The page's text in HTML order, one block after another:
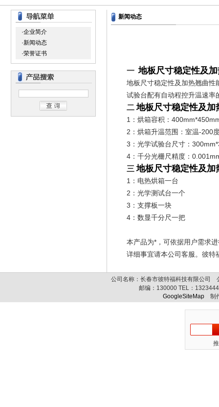
·企业简介
·新闻动态
·荣誉证书
新闻动态
一地板尺寸稳定性及
地板尺寸稳定性及加热翘曲性
试验台配有自动程控升温速率
二地板尺寸稳定性及加
1：烘箱容积：
2：烘箱升温范围：室温-200
3：光学试验台尺寸：
4：千分光栅尺精度：
三地板尺寸稳定性及加
1：电热烘箱一台
2：光学测试台一个
3：支撑板一块
4：数显千分尺一把
本产品为*，可依据用户需求
详细事宜请本公司客服。彼
公司名称：长春市彼特福科技有限公司
邮编： 130000TEL：
GoogleSiteMap 制